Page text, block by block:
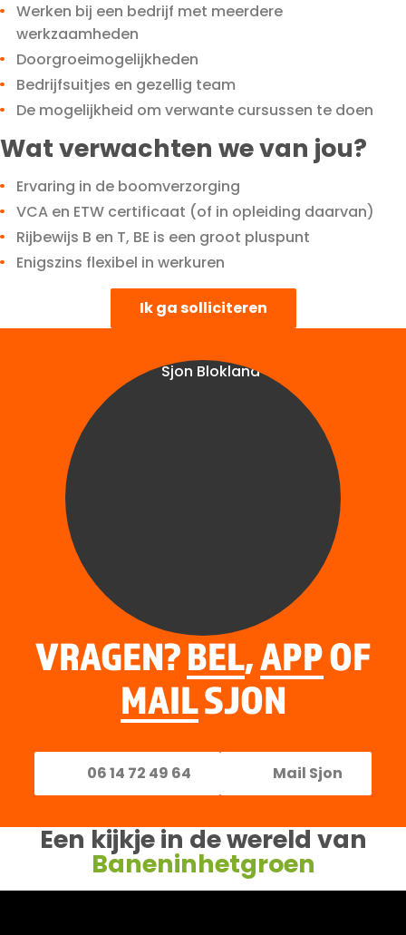
Werken bij een bedrijf met meerdere
werkzaamheden
Doorgroeimogelijkheden
Bedrijfsuitjes en gezellig team
De mogelijkheid om verwante cursussen te doen
Wat verwachten we van jou?
Ervaring in de boomverzorging
VCA en ETW certificaat (of in opleiding daarvan)
Rijbewijs B en T, BE is een groot pluspunt
Enigszins flexibel in werkuren
Ik ga solliciteren
VRAGEN?BEL,APPOF
MAILSJON
06 14 72 49 64 Mail Sjon
Een kijkje in de wereld van
Baneninhetgroen